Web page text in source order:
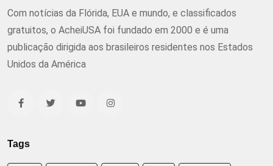
Com notícias da Flórida, EUA e mundo, e classificados
gratuitos, o AcheiUSA foi fundado em 2000 e é uma
publicação dirigida aos brasileiros residentes nos Estados
Unidos da América
Tags